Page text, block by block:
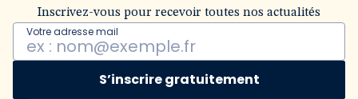
Inscrivez-vous pour recevoir toutes nos actualités
Votre adresse mail
S’inscrire gratuitement